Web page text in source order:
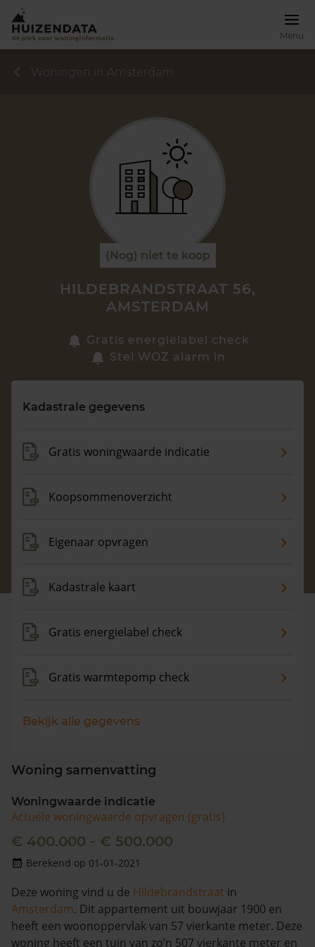
Menu
Vragen? Neem contact met ons op
088 220 4200
Woningen in Amsterdam
(Nog) niet te koop
HILDEBRANDSTRAAT 56,
AMSTERDAM
Gratis energielabel check
Stel WOZ alarm in
Kadastrale gegevens
Gratis woningwaarde indicatie
Koopsommenoverzicht
Eigenaar opvragen
Kadastrale kaart
Gratis energielabel check
Gratis warmtepomp check
Bekijk alle gegevens
Woning samenvatting
Woningwaarde indicatie
Actuele woningwaarde opvragen (gratis)
€ 400.000 - € 500.000
Berekend op 01-01-2021
Deze woning vind u de Hildebrandstraat in
Amsterdam. Dit appartement uit bouwjaar 1900 en
heeft een woonoppervlak van 57 vierkante meter. Deze
woning heeft een tuin van zo’n 507 vierkante meter en